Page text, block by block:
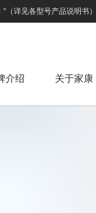
（详见各型号产品说明书）
介绍 关于家康